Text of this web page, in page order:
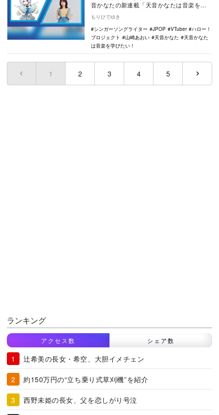
音かなたの新連載「天音かなたは音楽を学
ングラ…
もりひでゆき
シンガーソングライター
JPOP VTuber
ハロー！
プロジェクト
山崎あおい 天音かなた
天音かなた
は音楽を学びたい！
1 (current)2 3 4 5
ランキング
アクセス数 シェア数
辻希美の長女・希空、大胆イメチェン
約150万円の“立ち乗り式草刈機”を紹介
西野未姫の長女、父を恋しがり号泣